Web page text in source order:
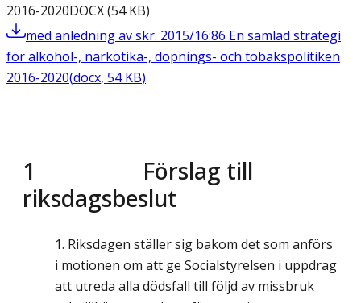
2016-2020DOCX(54 KB)
med anledning av skr. 2015/16:86 En samlad strategi
för alkohol-, narkotika-, dopnings- och tobakspolitiken
2016-2020(docx, 54 KB)
1 Förslag till
riksdagsbeslut
Riksdagen ställer sig bakom det som anförs
i motionen om att ge Socialstyrelsen i uppdrag
att utreda alla dödsfall till följd av missbruk